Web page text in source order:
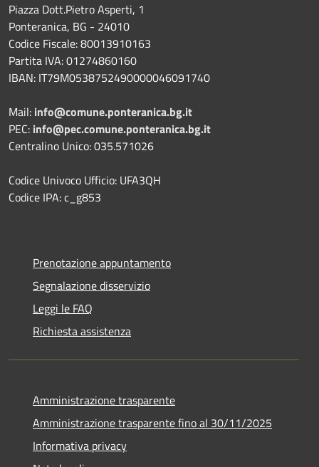
Piazza Dott.Pietro Asperti, 1
Ponteranica, BG - 24010
Codice Fiscale: 80013910163
Partita IVA: 01274860160
IBAN: IT79M0538752490000046091740
Mail: info@comune.ponteranica.bg.it
PEC: info@pec.comune.ponteranica.bg.it
Centralino Unico: 035.571026
Codice Univoco Ufficio: UFA3QH
Codice IPA: c_g853
Prenotazione appuntamento
Segnalazione disservizio
Leggi le FAQ
Richiesta assistenza
Amministrazione trasparente
Amministrazione trasparente fino al 30/11/2025
Informativa privacy